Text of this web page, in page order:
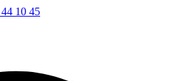
10 45